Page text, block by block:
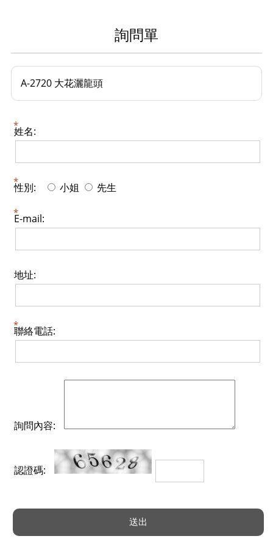
詢問單
A-2720 大花灑龍頭
姓名:
性別: 小姐 先生
E-mail:
地址:
聯絡電話:
詢問內容:
認證碼: